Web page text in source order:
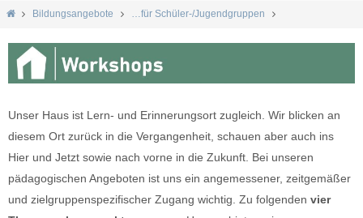
HomeBildungsangebote …für Schüler-/Jugendgruppen
Unser Haus ist Lern- und Erinnerungsort zugleich. Wir blicken an
diesem Ort zurück in die Vergangenheit, schauen aber auch ins
Hier und Jetzt sowie nach vorne in die Zukunft. Bei unseren
pädagogischen Angeboten ist uns ein angemessener, zeitgemäßer
und zielgruppenspezifischer Zugang wichtig. Zu folgenden vier